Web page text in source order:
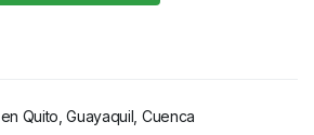
en Quito, Guayaquil, Cuenca